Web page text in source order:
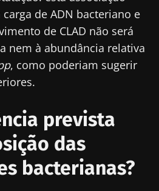
de ADN bacteriano e
de CLAD não será
nem à abundância relativa
, como poderiam sugerir
prevista
das
bacterianas?
se
de profissionais de
da Microbiota e
Digest" e o "HCP
atualizado com as
da Microbiota e
Digest" e o "HCP
manter atualizado com as
a microbiota.
para receber mais
a Biocodex